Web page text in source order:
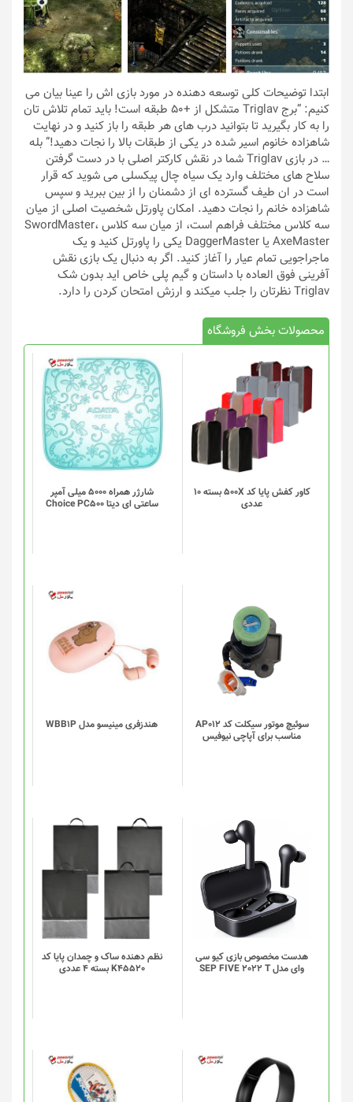
ابتدا توضیحات کلی توسعه دهنده در مورد بازی اش را عینا بیان می
کنیم: “برج Triglav متشکل از +50 طبقه است! باید تمام تلاش تان
را به کار بگیرید تا بتوانید درب های هر طبقه را باز کنید و در نهایت
شاهزاده خانوم اسیر شده در یکی از طبقات بالا را نجات دهید!” بله
… در بازی Triglav شما در نقش کارکتر اصلی با در دست گرفتن
سلاح های مختلف وارد یک سیاه چال پیکسلی می شوید که قرار
است در ان طیف گسترده ای از دشمنان را از بین ببرید و سپس
شاهزاده خانم را نجات دهید. امکان پاورتل شخصیت اصلی از میان
سه کلاس مختلف فراهم است، از میان سه کلاس SwordMaster،
AxeMaster یا DaggerMaster یکی را پاورتل کنید و یک
ماجراجویی تمام عیار را آغاز کنید. اگر به دنبال یک بازی نقش
آفرینی فوق العاده با داستان و گیم پلی خاص اید بدون شک
Triglav نظرتان را جلب میکند و ارزش امتحان کردن را دارد.
محصولات بخش فروشگاه
کاور کفش پایا کد 500X بسته 10
عددی
شارژر همراه 5000 میلی آمپر
ساعتی ای دیتا Choice PC500
سوئیچ موتور سیکلت کد AP012
مناسب برای آپاچی نیوفیس
هندزفری مینیسو مدل WBB1P
هدست مخصوص بازی کیو سی
وای مدل SEP FIVE 2022 T
این
دارای
انواع
مختلفی
می
باشد.
گزینه
ها
محصول
انتخاب
شوند
نظم دهنده ساک و چمدان پایا کد
K45520 بسته 4 عددی
دارای
انواع
می
باشد.
گزینه
ها
محصول
انتخاب
شوند